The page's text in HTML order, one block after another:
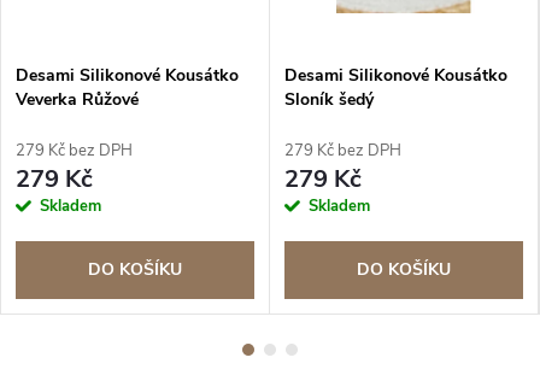
Desami Silikonové Kousátko
Veverka Růžové
279 Kč bez DPH
279 Kč
Skladem
DO KOŠÍKU
Desami Silikonové Kousátko
Sloník šedý
279 Kč bez DPH
279 Kč
Skladem
DO KOŠÍKU